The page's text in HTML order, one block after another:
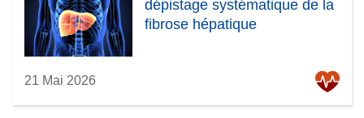
dépistage systématique de la
fibrose hépatique
21 Mai 2026